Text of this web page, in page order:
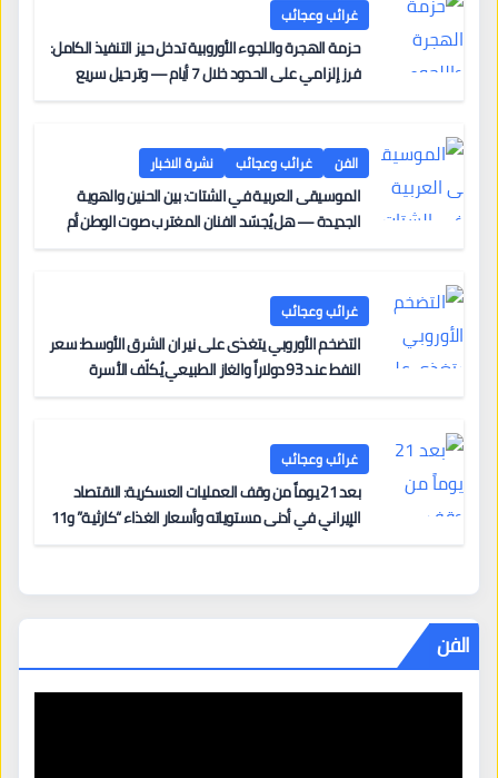
غرائب وعجائب
حزمة الهجرة واللجوء الأوروبية تدخل حيز التنفيذ الكامل:
فرز إلزامي على الحدود خلال 7 أيام — وترحيل سريع
الفن غرائب وعجائب نشرة الاخبار
الموسيقى العربية في الشتات: بين الحنين والهوية
الجديدة — هل يُجسّد الفنان المغترب صوت الوطن أم
غرائب وعجائب
التضخم الأوروبي يتغذى على نيران الشرق الأوسط: سعر
النفط عند 93 دولاراً والغاز الطبيعي يُكلّف الأسرة
غرائب وعجائب
بعد 21 يوماً من وقف العمليات العسكرية: الاقتصاد
الإيراني في أدنى مستوياته وأسعار الغذاء “كارثية” و11
الفن